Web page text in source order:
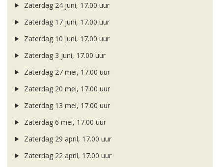
Zaterdag 24 juni, 17.00 uur
Zaterdag 17 juni, 17.00 uur
Zaterdag 10 juni, 17.00 uur
Zaterdag 3 juni, 17.00 uur
Zaterdag 27 mei, 17.00 uur
Zaterdag 20 mei, 17.00 uur
Zaterdag 13 mei, 17.00 uur
Zaterdag 6 mei, 17.00 uur
Zaterdag 29 april, 17.00 uur
Zaterdag 22 april, 17.00 uur